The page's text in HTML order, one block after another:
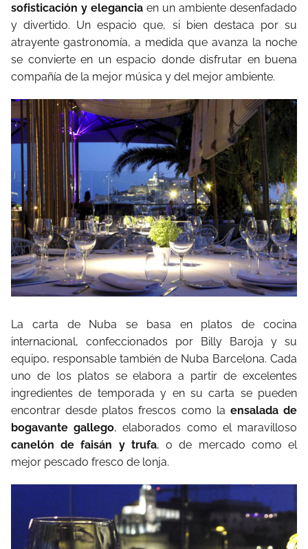
sofisticación y elegancia en un ambiente desenfadado
y divertido. Un espacio que, si bien destaca por su
atrayente gastronomía, a medida que avanza la noche
se convierte en un espacio donde disfrutar en buena
compañía de la mejor música y del mejor ambiente.
La carta de Nuba se basa en platos de cocina
internacional, confeccionados por Billy Baroja y su
equipo, responsable también de Nuba Barcelona. Cada
uno de los platos se elabora a partir de excelentes
ingredientes de temporada y en su carta se pueden
encontrar desde platos frescos como la ensalada de
bogavante gallego, elaborados como el maravilloso
canelón de faisán y trufa, o de mercado como el
mejor pescado fresco de lonja.